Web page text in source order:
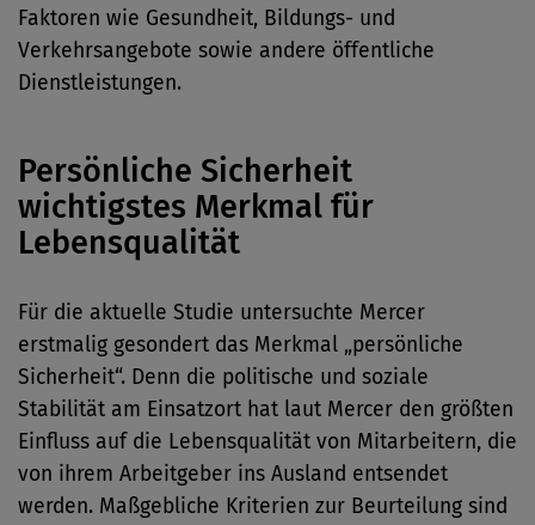
Faktoren wie Gesundheit, Bildungs- und
Verkehrsangebote sowie andere öffentliche
Dienstleistungen.
Persönliche Sicherheit
wichtigstes Merkmal für
Lebensqualität
Für die aktuelle Studie untersuchte Mercer
erstmalig gesondert das Merkmal „persönliche
Sicherheit“. Denn die politische und soziale
Stabilität am Einsatzort hat laut Mercer den größten
Einfluss auf die Lebensqualität von Mitarbeitern, die
von ihrem Arbeitgeber ins Ausland entsendet
werden. Maßgebliche Kriterien zur Beurteilung sind